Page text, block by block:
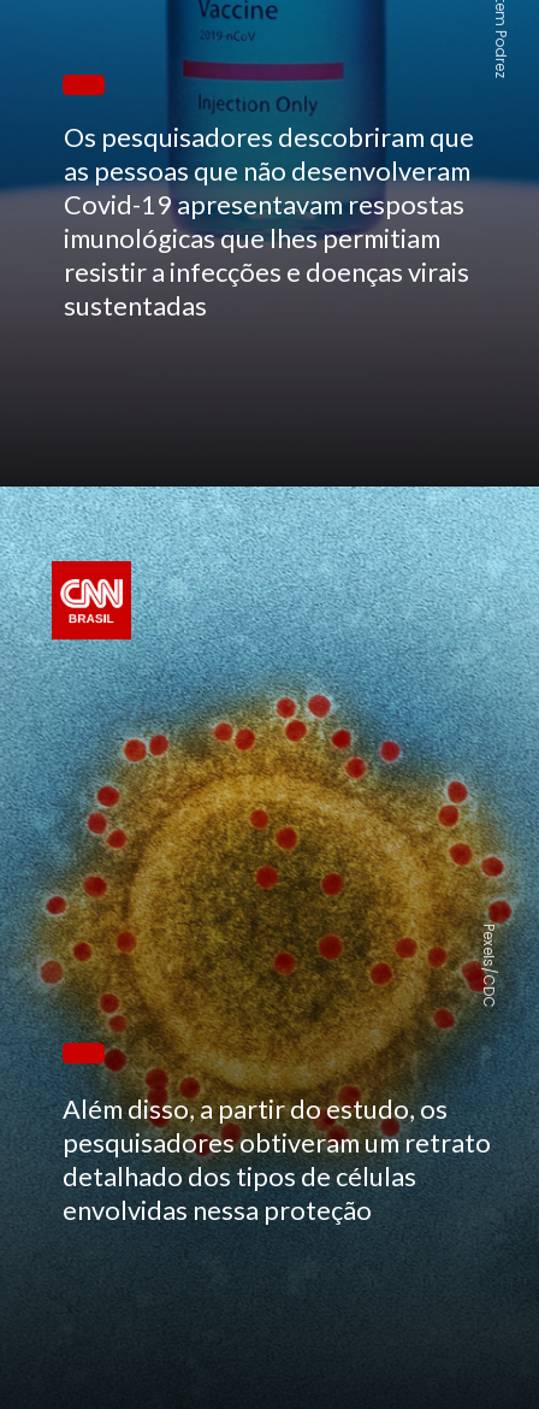
Os pesquisadores descobriram que
as pessoas que não desenvolveram
Covid-19 apresentavam respostas
imunológicas que lhes permitiam
resistir a infecções e doenças virais
sustentadas
Além disso, a partir do estudo, os
pesquisadores obtiveram um retrato
detalhado dos tipos de células
envolvidas nessa proteção
Pexels/CDC